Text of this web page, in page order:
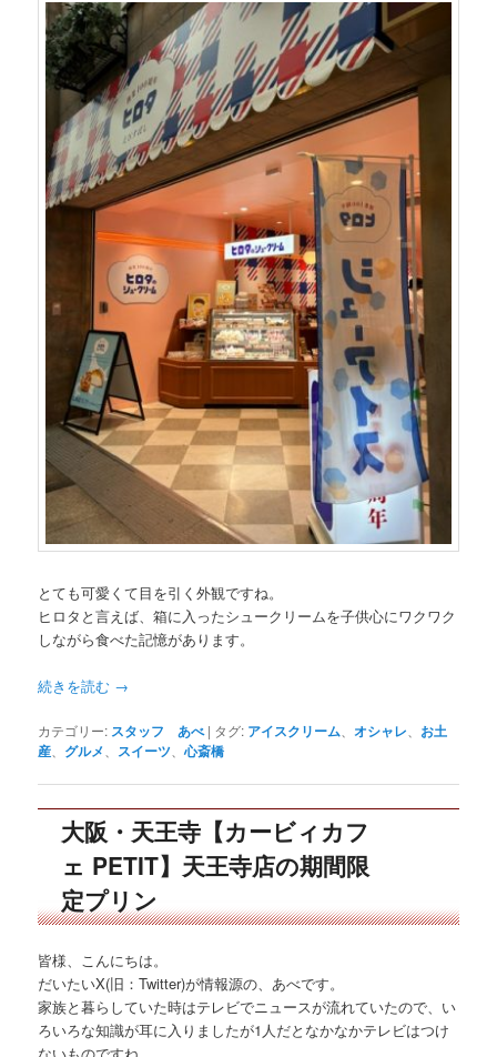
とても可愛くて目を引く外観ですね。
ヒロタと言えば、箱に入ったシュークリームを子供心にワクワク
しながら食べた記憶があります。
続きを読む →
カテゴリー: スタッフ あべ | タグ: アイスクリーム 、オシャレ
お土
産
グルメ スイーツ 、心斎橋
大阪・天王寺【カービィカフ
ェ PETIT】天王寺店の期間限
定プリン
皆様、こんにちは。
だいたいX(旧：Twitter)が情報源の、あべです。
家族と暮らしていた時はテレビでニュースが流れていたので、い
ろいろな知識が耳に入りましたが1人だとなかなかテレビはつけ